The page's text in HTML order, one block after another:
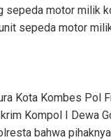
sepeda motor milik
sepeda motor
Kota Kombes Pol
Kompol I Dewa
bahwa